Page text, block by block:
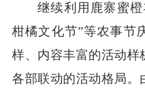
继续利用鹿寨蜜
柑橘文化节”等农事节
样、内容丰富的活动样
各部联动的活动格局。